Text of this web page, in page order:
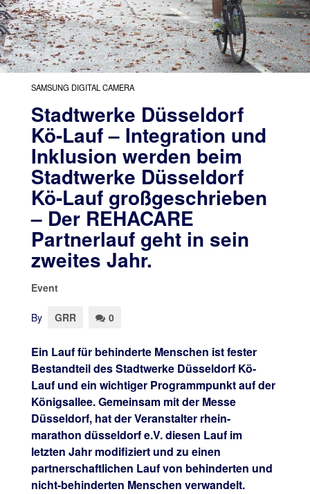
SAMSUNG DIGITAL CAMERA
Stadtwerke Düsseldorf
Kö-Lauf – Integration und
Inklusion werden beim
Stadtwerke Düsseldorf
Kö-Lauf großgeschrieben
– Der REHACARE
Partnerlauf geht in sein
zweites Jahr.
Event
By GRR 0
Ein Lauf für behinderte Menschen ist fester
Bestandteil des Stadtwerke Düsseldorf Kö-
Lauf und ein wichtiger Programmpunkt auf der
Königsallee. Gemeinsam mit der Messe
Düsseldorf, hat der Veranstalter rhein-
marathon düsseldorf e.V. diesen Lauf im
letzten Jahr modifiziert und zu einen
partnerschaftlichen Lauf von behinderten und
nicht-behinderten Menschen verwandelt.